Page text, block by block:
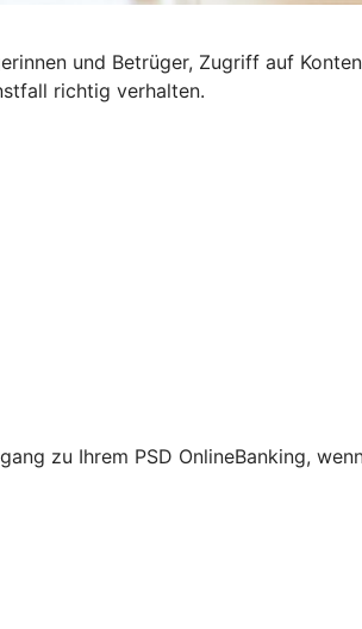
und Betrüger, Zugriff auf
richtig verhalten.
zu Ihrem PSD OnlineBanking,